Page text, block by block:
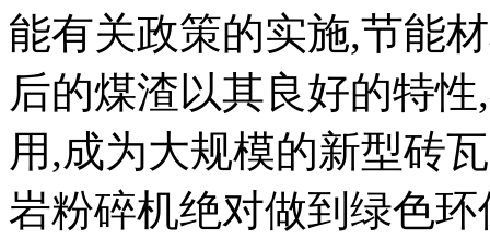
能有关政策的实施,节能
后的煤渣以其良好的特
用,成为大规模的新型砖
岩粉碎机绝对做到绿色